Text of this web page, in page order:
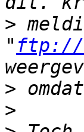
>
" ftp://
>
>